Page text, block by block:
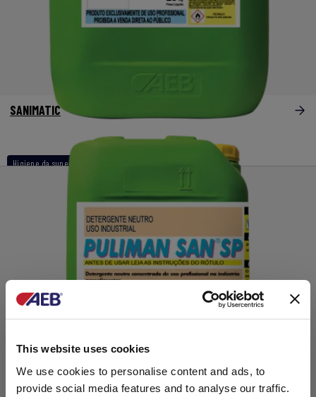
This website uses cookies
We use cookies to personalise content and ads, to
provide social media features and to analyse our traffic.
Higiene da superfície
SANIMATIC